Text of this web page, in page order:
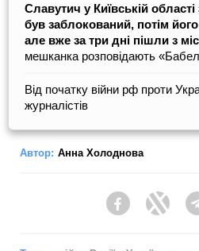
Славутич у Київській
був заблокований, потім
але вже за три дні пішли з
мешканка розповідають
Від початку війни рф проти
журналістів
Автор: Анна Холоднова
Facebook